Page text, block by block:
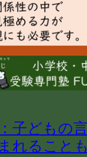
子どもの
れること